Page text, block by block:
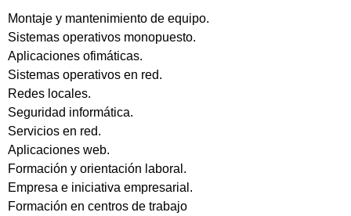
Montaje y mantenimiento de equipo.
Sistemas operativos monopuesto.
Aplicaciones ofimáticas.
Sistemas operativos en red.
Redes locales.
Seguridad informática.
Servicios en red.
Aplicaciones web.
Formación y orientación laboral.
Empresa e iniciativa empresarial.
Formación en centros de trabajo